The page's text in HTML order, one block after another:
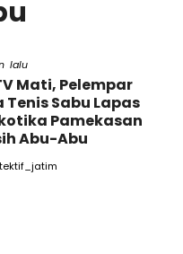
lalu
Mati, Pelempar
Tenis Sabu Lapas
Pamekasan
Abu-Abu